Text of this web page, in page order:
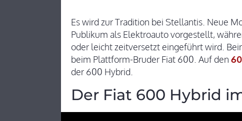
Es wird zur Tradition bei Stellantis. Neue
Publikum als Elektroauto vorgestellt,
oder leicht zeitversetzt eingeführt wird.
beim Plattform-Bruder Fiat 600. Auf den
der 600 Hybrid.
Der Fiat 600 Hybrid